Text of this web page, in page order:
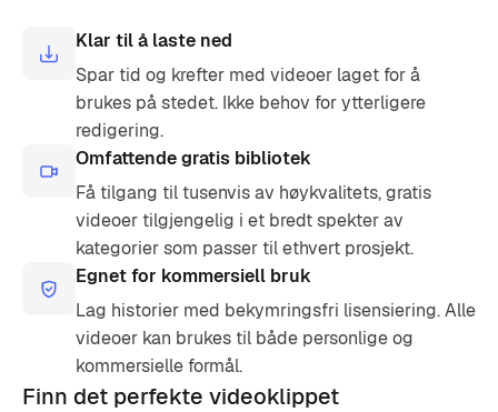
Klar til å laste ned
Spar tid og krefter med videoer laget for å
brukes på stedet. Ikke behov for ytterligere
redigering.
Omfattende gratis bibliotek
Få tilgang til tusenvis av høykvalitets, gratis
videoer tilgjengelig i et bredt spekter av
kategorier som passer til ethvert prosjekt.
Egnet for kommersiell bruk
Lag historier med bekymringsfri lisensiering. Alle
videoer kan brukes til både personlige og
kommersielle formål.
Finn det perfekte videoklippet